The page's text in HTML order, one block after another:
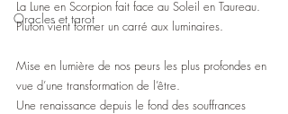
Oracles et tarot
La Lune en Scorpion fait face au Soleil en Taureau.
Pluton vient former un carré aux luminaires.
Mise en lumière de nos peurs les plus profondes en
vue d’une transformation de l’être.
Une renaissance depuis le fond des souffrances